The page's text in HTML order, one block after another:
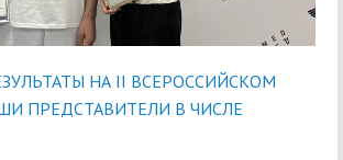
НА II ВСЕРОССИЙСКОМ
ПРЕДСТАВИТЕЛИ В ЧИСЛЕ